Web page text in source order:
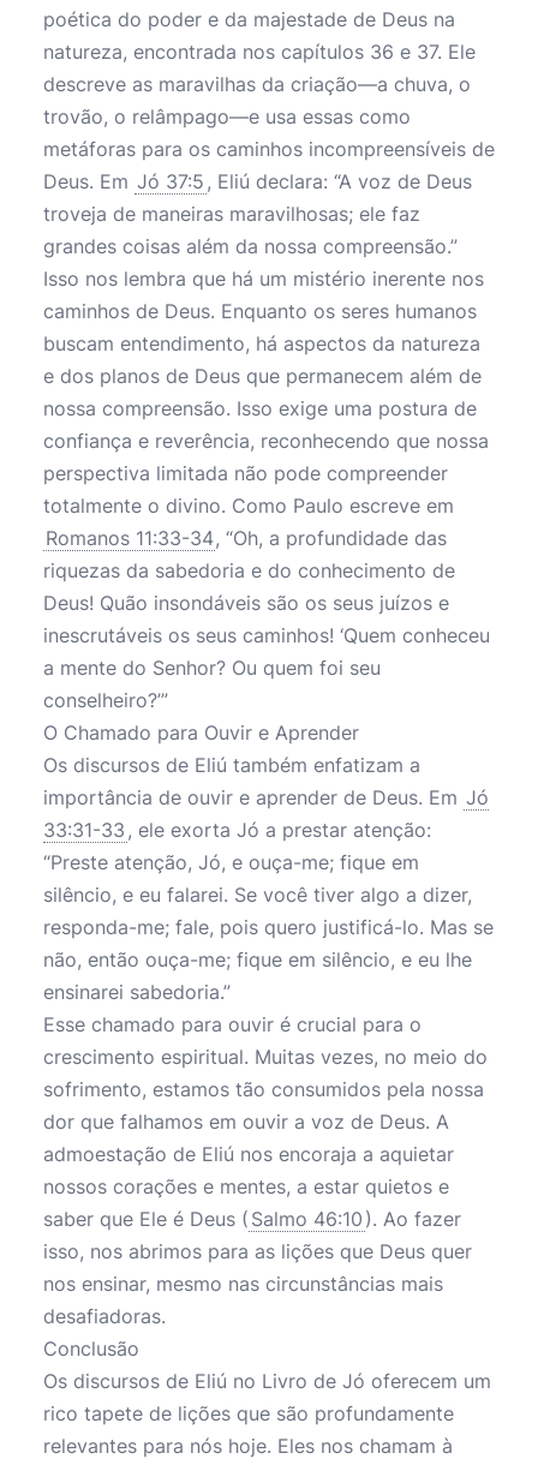
poética do poder e da majestade de Deus na
natureza, encontrada nos capítulos 36 e 37. Ele
descreve as maravilhas da criação—a chuva, o
trovão, o relâmpago—e usa essas como
metáforas para os caminhos incompreensíveis de
Deus. Em Jó 37:5 , Eliú declara: “A voz de Deus
troveja de maneiras maravilhosas; ele faz
grandes coisas além da nossa compreensão.”
Isso nos lembra que há um mistério inerente nos
caminhos de Deus. Enquanto os seres humanos
buscam entendimento, há aspectos da natureza
e dos planos de Deus que permanecem além de
nossa compreensão. Isso exige uma postura de
confiança e reverência, reconhecendo que nossa
perspectiva limitada não pode compreender
totalmente o divino. Como Paulo escreve em
Romanos 11:33-34, “Oh, a profundidade das
riquezas da sabedoria e do conhecimento de
Deus! Quão insondáveis são os seus juízos e
inescrutáveis os seus caminhos! ‘Quem conheceu
a mente do Senhor? Ou quem foi seu
conselheiro?’”
O Chamado para Ouvir e Aprender
Os discursos de Eliú também enfatizam a
importância de ouvir e aprender de Deus. Em Jó
33:31-33 , ele exorta Jó a prestar atenção:
“Preste atenção, Jó, e ouça-me; fique em
silêncio, e eu falarei. Se você tiver algo a dizer,
responda-me; fale, pois quero justificá-lo. Mas se
não, então ouça-me; fique em silêncio, e eu lhe
ensinarei sabedoria.”
Esse chamado para ouvir é crucial para o
crescimento espiritual. Muitas vezes, no meio do
sofrimento, estamos tão consumidos pela nossa
dor que falhamos em ouvir a voz de Deus. A
admoestação de Eliú nos encoraja a aquietar
nossos corações e mentes, a estar quietos e
saber que Ele é Deus ( Salmo 46:10 ). Ao fazer
isso, nos abrimos para as lições que Deus quer
nos ensinar, mesmo nas circunstâncias mais
desafiadoras.
Conclusão
Os discursos de Eliú no Livro de Jó oferecem um
rico tapete de lições que são profundamente
relevantes para nós hoje. Eles nos chamam à